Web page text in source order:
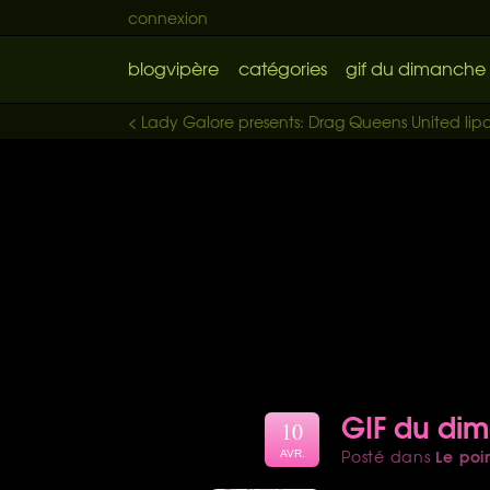
connexion
blogvipère catégories gif du dimanche
< Lady Galore presents: Drag Queens United
GIF du
Posté dans Le
10
AVR.